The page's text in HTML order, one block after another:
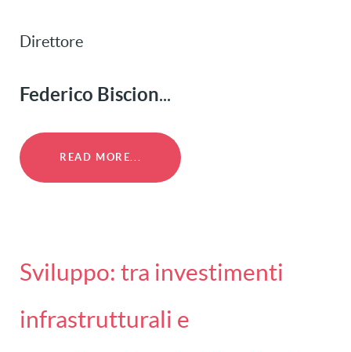
Direttore
Federico Biscion...
READ MORE...
Sviluppo: tra investimenti
infrastrutturali e